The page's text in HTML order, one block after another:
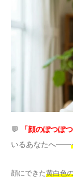
💬 「顔のぽつぽ
いるあなたへ――
顔にできた黄白色